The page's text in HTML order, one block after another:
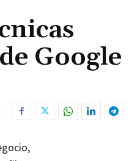
Google